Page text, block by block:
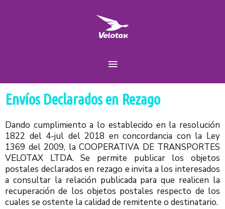
Menú
principal
Envíos Declarados en Rezago
Dando cumplimiento a lo establecido en la resolución
1822 del 4-jul del 2018 en concordancia con la Ley
1369 del 2009, la COOPERATIVA DE TRANSPORTES
VELOTAX LTDA. Se permite publicar los objetos
postales declarados en rezago e invita a los interesados
a consultar la relación publicada para que realicen la
recuperación de los objetos postales respecto de los
cuales se ostente la calidad de remitente o destinatario.